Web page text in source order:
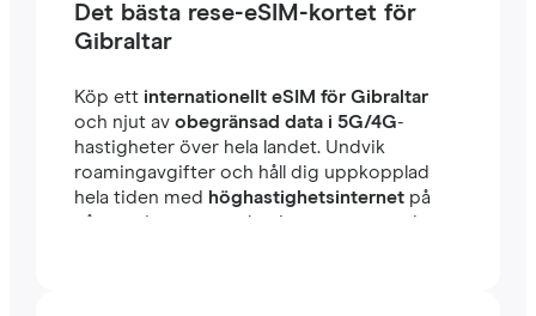
Det bästa rese-eSIM-kortet för
Gibraltar
Köp ett internationellt eSIM för Gibraltar
och njut av obegränsad data i 5G/4G-
hastigheter över hela landet. Undvik
roamingavgifter och håll dig uppkopplad
hela tiden med höghastighetsinternetpå
några minuter utomlands, oavsett om du